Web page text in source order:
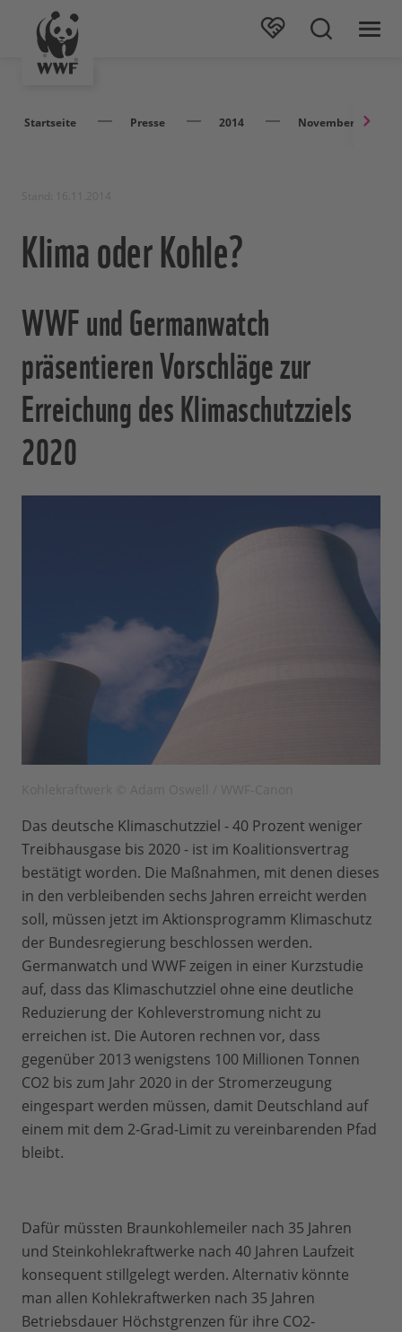
Startseite Presse 2014 November
Klima oder Kohle?
WWF und Germanwatch
präsentieren Vorschläge zur
Erreichung des Klimaschutzziels
2020
Das deutsche Klimaschutzziel - 40 Prozent weniger
Treibhausgase bis 2020 - ist im Koalitionsvertrag
bestätigt worden. Die Maßnahmen, mit denen dieses
in den verbleibenden sechs Jahren erreicht werden
soll, müssen jetzt im Aktionsprogramm Klimaschutz
der Bundesregierung beschlossen werden.
Germanwatch und WWF zeigen in einer Kurzstudie
auf, dass das Klimaschutzziel ohne eine deutliche
Reduzierung der Kohleverstromung nicht zu
erreichen ist. Die Autoren rechnen vor, dass
gegenüber 2013 wenigstens 100 Millionen Tonnen
CO2 bis zum Jahr 2020 in der Stromerzeugung
eingespart werden müssen, damit Deutschland auf
einem mit dem 2-Grad-Limit zu vereinbarenden Pfad
bleibt.
Dafür müssten Braunkohlemeiler nach 35 Jahren
und Steinkohlekraftwerke nach 40 Jahren Laufzeit
konsequent stillgelegt werden. Alternativ könnte
man allen Kohlekraftwerken nach 35 Jahren
Betriebsdauer Höchstgrenzen für ihre CO2-